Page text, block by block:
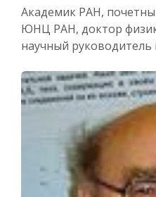
Академик РАН,
ЮНЦ РАН, доктор
научный